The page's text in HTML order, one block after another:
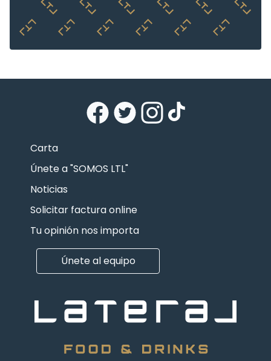
Carta
Únete a "SOMOS LTL"
Noticias
Solicitar factura online
Tu opinión nos importa
Únete al equipo